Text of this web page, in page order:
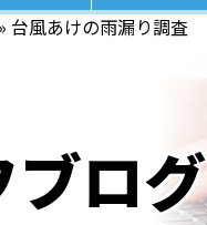
台風あけの雨漏り調査
ログ